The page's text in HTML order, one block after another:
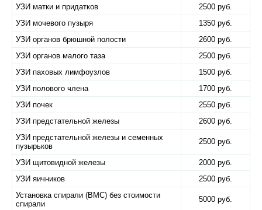
УЗИ матки и придатков
2500 руб.
УЗИ мочевого пузыря
1350 руб.
УЗИ органов брюшной полости
2600 руб.
УЗИ органов малого таза
2500 руб.
УЗИ паховых лимфоузлов
1500 руб.
УЗИ полового члена
1700 руб.
УЗИ почек
2550 руб.
УЗИ предстательной железы
2600 руб.
УЗИ предстательной железы и семенных
пузырьков
2500 руб.
УЗИ щитовидной железы
2000 руб.
УЗИ яичников
2500 руб.
Установка спирали (ВМС) без стоимости
спирали
5000 руб.